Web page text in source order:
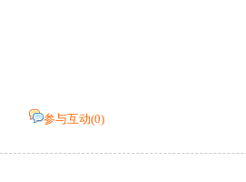
参与互动(0)